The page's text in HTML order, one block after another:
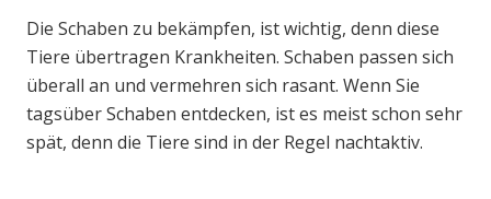
Die Schaben zu bekämpfen, ist wichtig, denn diese
Tiere übertragen Krankheiten. Schaben passen sich
überall an und vermehren sich rasant. Wenn Sie
tagsüber Schaben entdecken, ist es meist schon sehr
spät, denn die Tiere sind in der Regel nachtaktiv.